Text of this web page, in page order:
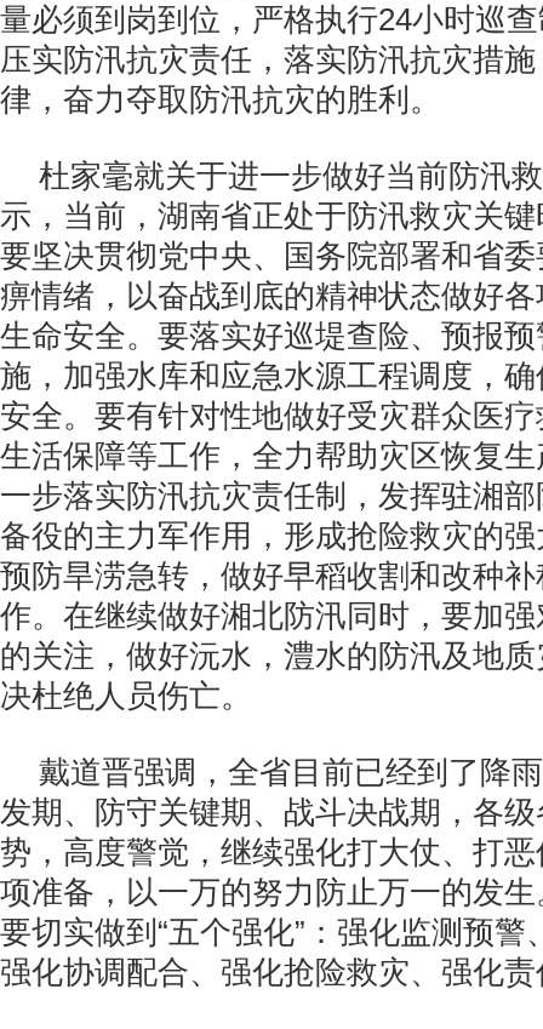
量必须到岗到位，严格执行24小时巡
压实防汛抗灾责任，落实防汛抗灾措
律，奋力夺取防汛抗灾的胜利。
杜家毫就关于进一步做好当前防汛
示，当前，湖南省正处于防汛救灾关
要坚决贯彻党中央、国务院部署和省
痹情绪，以奋战到底的精神状态做好
生命安全。要落实好巡堤查险、预报
施，加强水库和应急水源工程调度，
安全。要有针对性地做好受灾群众医
生活保障等工作，全力帮助灾区恢复
一步落实防汛抗灾责任制，发挥驻湘
备役的主力军作用，形成抢险救灾的
预防旱涝急转，做好早稻收割和改种
作。在继续做好湘北防汛同时，要加
的关注，做好沅水，澧水的防汛及地
决杜绝人员伤亡。
戴道晋强调，全省目前已经到了降
发期、防守关键期、战斗决战期，各
势，高度警觉，继续强化打大仗、打
项准备，以一万的努力防止万一的发
要切实做到“五个强化”：强化监测预警
强化协调配合、强化抢险救灾、强化